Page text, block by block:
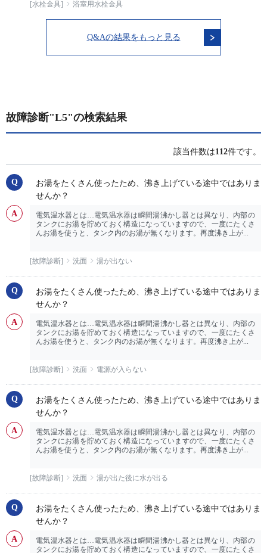
[水栓金具] 浴室用水栓金具
Q&Aの結果をもっと見る
故障診断"L5"の検索結果
該当件数は112件です。
お湯をたくさん使ったため、沸き上げている途中ではありま
せんか？
電気温水器とは…電気温水器は瞬間湯沸かし器とは異なり、内部の
タンクにお湯を貯めておく構造になっていますので、一度にたくさ
んお湯を使うと、タンク内のお湯が無くなります。再度沸き上が...
[故障診断] 洗面 湯が出ない
お湯をたくさん使ったため、沸き上げている途中ではありま
せんか？
電気温水器とは…電気温水器は瞬間湯沸かし器とは異なり、内部の
タンクにお湯を貯めておく構造になっていますので、一度にたくさ
んお湯を使うと、タンク内のお湯が無くなります。再度沸き上が...
[故障診断] 洗面 電源が入らない
お湯をたくさん使ったため、沸き上げている途中ではありま
せんか？
電気温水器とは…電気温水器は瞬間湯沸かし器とは異なり、内部の
タンクにお湯を貯めておく構造になっていますので、一度にたくさ
んお湯を使うと、タンク内のお湯が無くなります。再度沸き上が...
[故障診断] 洗面 湯が出た後に水が出る
お湯をたくさん使ったため、沸き上げている途中ではありま
せんか？
電気温水器とは…電気温水器は瞬間湯沸かし器とは異なり、内部の
タンクにお湯を貯めておく構造になっていますので、一度にたくさ